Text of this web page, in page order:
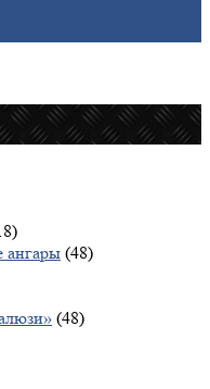
ангары (48)
(48)